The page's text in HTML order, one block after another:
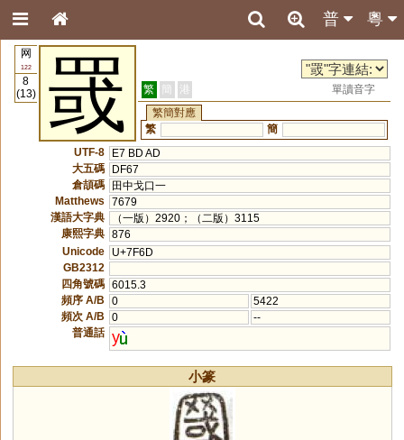
粵
普
网
122
8
(13)
罭 繁 簡 港
單讀音字
繁簡對應
繁
簡
UTF-8
E7 BD AD
大五碼
DF67
倉頡碼
田中戈口一
Matthews
7679
漢語大字典
（一版）2920；（二版）3115
康熙字典 876
Unicode
U+7F6D
GB2312
四角號碼 6015.3
頻序 A/B
0
5422
頻次 A/B
0
--
普通話 y
小篆